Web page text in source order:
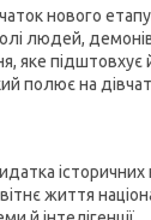
нового
людей,
підштовхує
полює на
історичних
життя